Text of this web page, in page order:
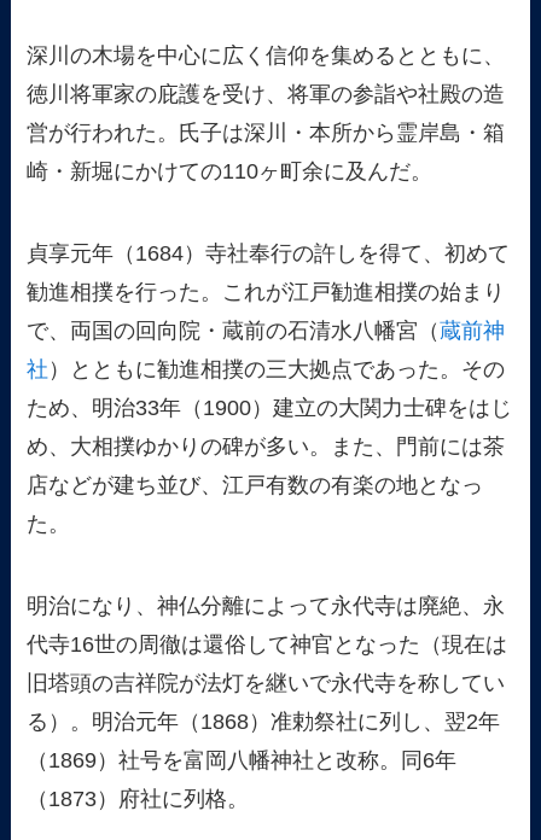
深川の木場を中心に広く信仰を集めるとともに、
徳川将軍家の庇護を受け、将軍の参詣や社殿の造
営が行われた。氏子は深川・本所から霊岸島・箱
崎・新堀にかけての110ヶ町余に及んだ。
貞享元年（1684）寺社奉行の許しを得て、初めて
勧進相撲を行った。これが江戸勧進相撲の始まり
で、両国の回向院・蔵前の石清水八幡宮（蔵前神
社 ）とともに勧進相撲の三大拠点であった。その
ため、明治33年（1900）建立の大関力士碑をはじ
め、大相撲ゆかりの碑が多い。また、門前には茶
店などが建ち並び、江戸有数の有楽の地となっ
た。
明治になり、神仏分離によって永代寺は廃絶、永
代寺16世の周徹は還俗して神官となった（現在は
旧塔頭の吉祥院が法灯を継いで永代寺を称してい
る）。明治元年（1868）准勅祭社に列し、翌2年
（1869）社号を富岡八幡神社と改称。同6年
（1873）府社に列格。